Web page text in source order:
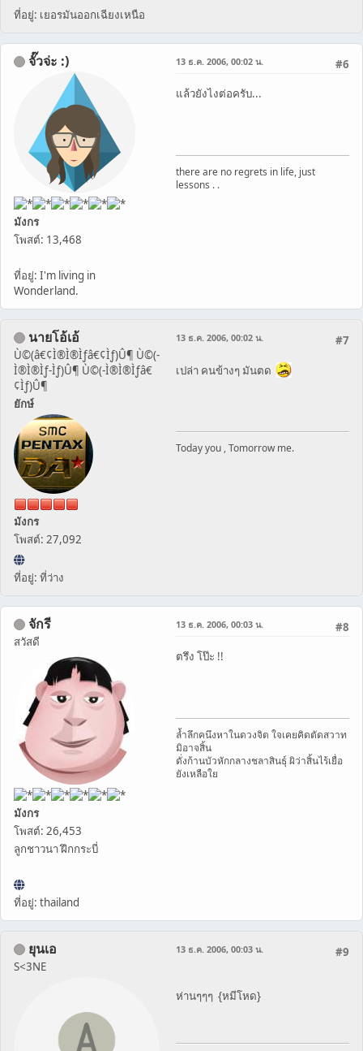
ที่อยู่: เยอรมันออกเฉียงเหนือ
จั๊วจ่ะ :)
มังกร
โพสต์: 13,468
ที่อยู่: I'm living in
Wonderland.
#6
13 ธ.ค. 2006, 00:02 น.
แล้วยังไงต่อครับ...
there are no regrets in life, just
lessons . .
นายโอ้เอ้
Ù©(â€¢Ì®Ì®Ìƒâ€¢Ìƒ)Û¶ Ù©(-
Ì®Ì®Ìƒ-Ìƒ)Û¶ Ù©(-Ì®Ì®Ìƒâ€
¢Ìƒ)Û¶
ยักษ์
มังกร
โพสต์: 27,092
ที่อยู่: ที่ว่าง
#7
13 ธ.ค. 2006, 00:02 น.
เปล่า คนข้างๆ มันตด
Today you , Tomorrow me.
จักรี
สวัสดี
มังกร
โพสต์: 26,453
ลูกชาวนา ฝึกกระบี่
ที่อยู่: thailand
#8
13 ธ.ค. 2006, 00:03 น.
ตรึง โป๊ะ !!
ล้ำลึกคนึงหาในดวงจิต ใจเคยคิดตัดสวาท
มิอาจสิ้น
ดั่งก้านบัวหักกลางชลาสินธุ์ ผิว่าสิ้นไร้เยื่อ
ยังเหลือใย
ยุนเอ
S<3NE
#9
13 ธ.ค. 2006, 00:03 น.
ห่านๆๆๆ {หมีโหด}